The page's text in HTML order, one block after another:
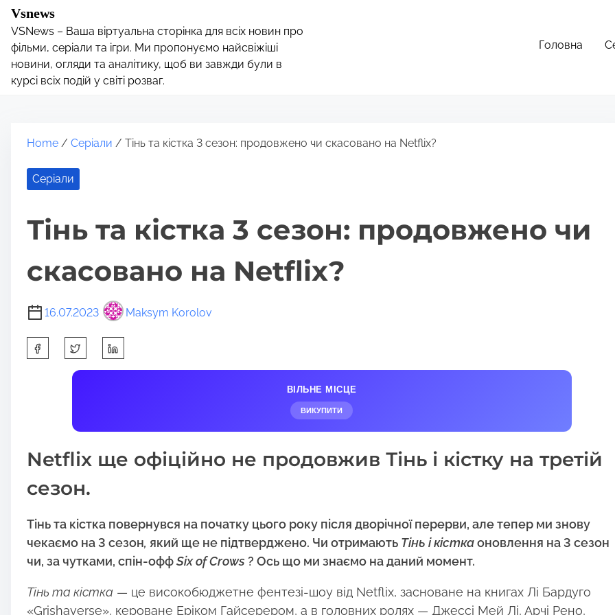
Vsnews
VSNews – Ваша віртуальна сторінка для всіх новин про
фільми, серіали та ігри. Ми пропонуємо найсвіжіші
новини, огляди та аналітику, щоб ви завжди були в
курсі всіх подій у світі розваг.
Головна
Home/ Серіали / Тінь та кістка 3 сезон: продовжено чи скасовано на Netflix?
Серіали
Тінь та кістка 3 сезон: продовжено чи
скасовано на Netflix?
16.07.2023 Maksym Korolov
h
s
o
s
t
o
ВІЛЬНЕ МІСЦЕ
ВИКУПИТИ
Netflix ще офіційно не продовжив Тінь і кістку на третій
сезон.
Тінь та кістка повернувся на початку цього року після дворічної перерви, але тепер ми знову
чекаємо на 3 сезон, який ще не підтверджено. Чи отримають Тінь і кісткаоновлення на 3 сезон
чи, за чутками, спін-оффSix of Crows ? Ось що ми знаємо на даний момент.
Тінь та кістка — це високобюджетне фентезі-шоу від Netflix, засноване на книгах Лі Бардуго
«Grishaverse», кероване Еріком Гайсерером, а в головних ролях — Джессі Мей Лі, Арчі Рено,